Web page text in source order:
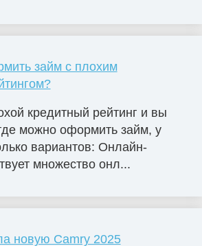
займ с плохим
кредитный рейтинг и вы
можно оформить займ, у
вариантов: Онлайн-
множество онл...
новую Camry 2025